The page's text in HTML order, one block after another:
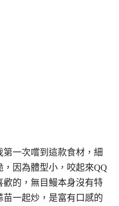
一次嚐到這款食材，細
因為體型小，咬起來QQ
歡的，無目鰻本身沒有特
一起炒，是富有口感的